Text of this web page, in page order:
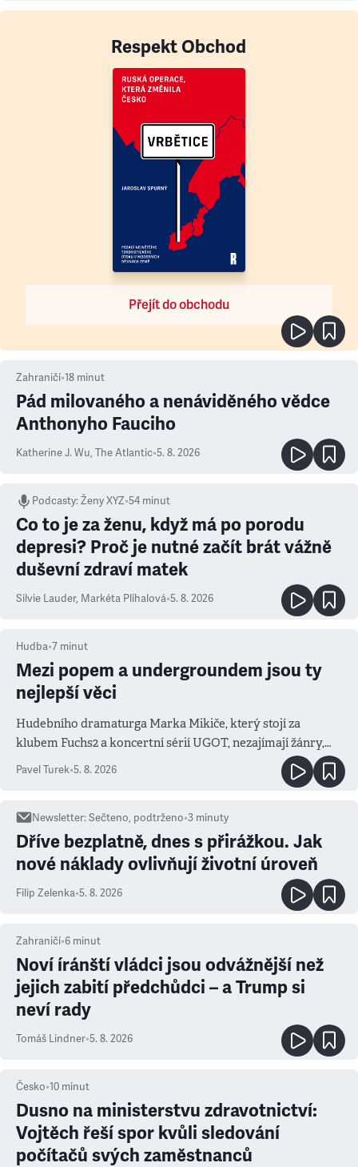
Respekt Obchod
Přejít do obchodu
Zahraničí•18 minut
Pád milovaného a nenáviděného vědce
Anthonyho Fauciho
Katherine J. Wu, The Atlantic•5. 8. 2026
Podcasty:Ženy XYZ•54 minut
Co to je za ženu, když má po porodu
depresi? Proč je nutné začít brát vážně
duševní zdraví matek
Silvie Lauder, Markéta Plíhalová•5. 8. 2026
Hudba•7 minut
Mezi popem a undergroundem jsou ty
nejlepší věci
Hudebního dramaturga Marka Mikiče, který stojí za
klubem Fuchs2 a koncertní sérií UGOT, nezajímají žánry,
Pavel Turek•5. 8. 2026
Newsletter:Sečteno, podtrženo•3 minuty
Dříve bezplatně, dnes s přirážkou. Jak
nové náklady ovlivňují životní úroveň
Filip Zelenka•5. 8. 2026
Zahraničí•6 minut
Noví íránští vládci jsou odvážnější než
jejich zabití předchůdci – a Trump si
neví rady
Tomáš Lindner•5. 8. 2026
Česko•10 minut
Dusno na ministerstvu zdravotnictví:
Vojtěch řeší spor kvůli sledování
počítačů svých zaměstnanců